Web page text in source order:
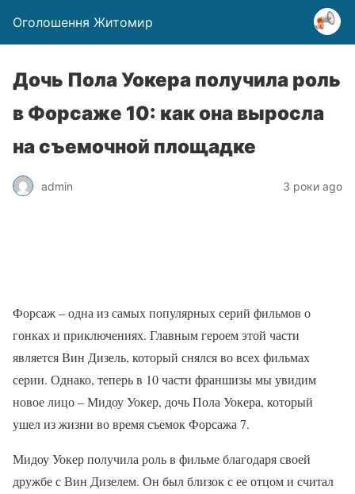
Оголошення Житомир
Дочь Пола Уокера получила роль
в Форсаже 10: как она выросла
на съемочной площадке
admin 3 роки ago
Форсаж – одна из самых популярных серий фильмов о
гонках и приключениях. Главным героем этой части
является Вин Дизель, который снялся во всех фильмах
серии. Однако, теперь в 10 части франшизы мы увидим
новое лицо – Мидоу Уокер, дочь Пола Уокера, который
ушел из жизни во время съемок Форсажа 7.
Мидоу Уокер получила роль в фильме благодаря своей
дружбе с Вин Дизелем. Он был близок с ее отцом и считал